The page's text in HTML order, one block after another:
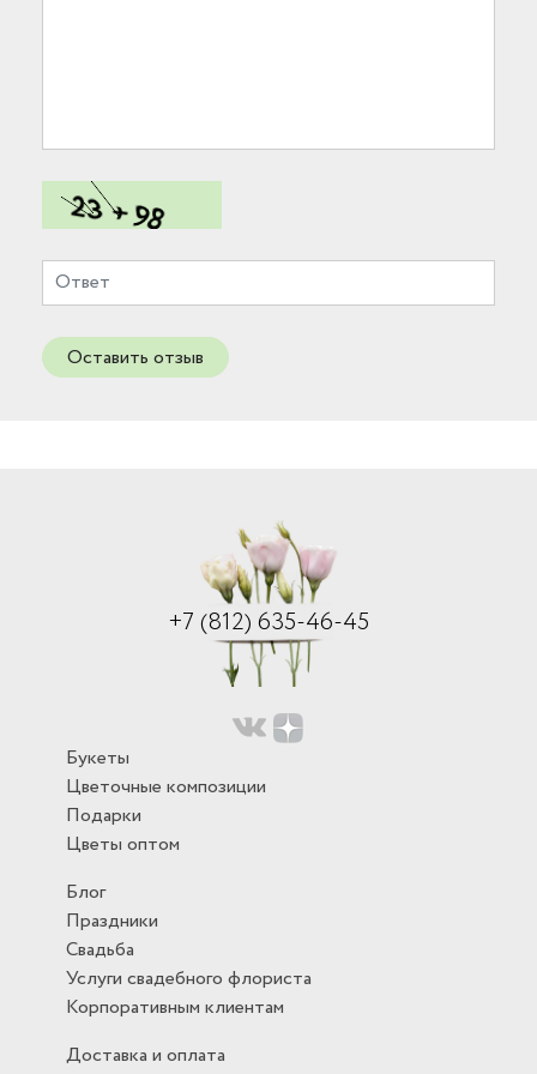
Оставить отзыв
+7 (812) 635-46-45
Букеты
Цветочные композиции
Подарки
Цветы оптом
Блог
Праздники
Свадьба
Услуги свадебного флориста
Корпоративным клиентам
Доставка и оплата